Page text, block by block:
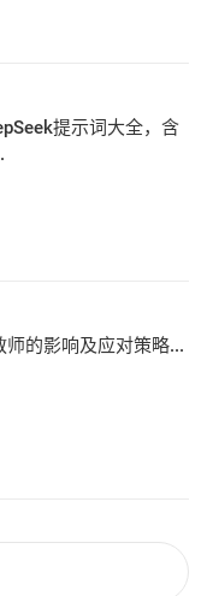
提示词大全，含
的影响及应对策略...